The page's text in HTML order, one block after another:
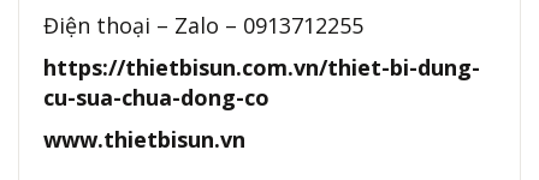
Điện thoại – Zalo – 0913712255
https://thietbisun.com.vn/thiet-bi-dung-
cu-sua-chua-dong-co
www.thietbisun.vn